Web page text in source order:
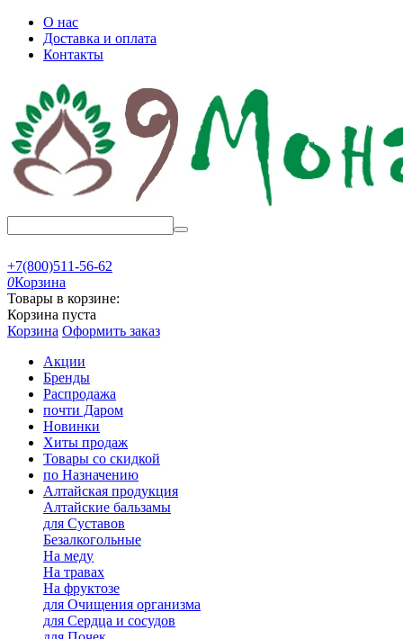
О нас
Доставка и оплата
Контакты
+7(800)511-56-62
0Корзина
Товары в корзине:
Корзина пуста
Корзина Оформить заказ
Акции
Бренды
Распродажа
почти Даром
Новинки
Хиты продаж
Товары со скидкой
по Назначению
Алтайская продукция
Алтайские бальзамы
для Суставов
Безалкогольные
На меду
На травах
На фруктозе
для Очищения организма
для Сердца и сосудов